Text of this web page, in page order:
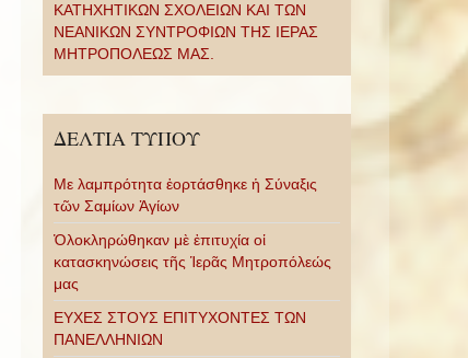
ΚΑΤΗΧΗΤΙΚΩΝ ΣΧΟΛΕΙΩΝ ΚΑΙ ΤΩΝ
ΝΕΑΝΙΚΩΝ ΣΥΝΤΡΟΦΙΩΝ ΤΗΣ ΙΕΡΑΣ
ΜΗΤΡΟΠΟΛΕΩΣ ΜΑΣ.
ΔΕΛΤΙΑ ΤΥΠΟΥ
Με λαμπρότητα ἑορτάσθηκε ἡ Σύναξις
τῶν Σαμίων Ἁγίων
Ὁλοκληρώθηκαν μὲ ἐπιτυχία οἱ
κατασκηνώσεις τῆς Ἱερᾶς Μητροπόλεώς
μας
ΕΥΧΕΣ ΣΤΟΥΣ ΕΠΙΤΥΧΟΝΤΕΣ ΤΩΝ
ΠΑΝΕΛΛΗΝΙΩΝ